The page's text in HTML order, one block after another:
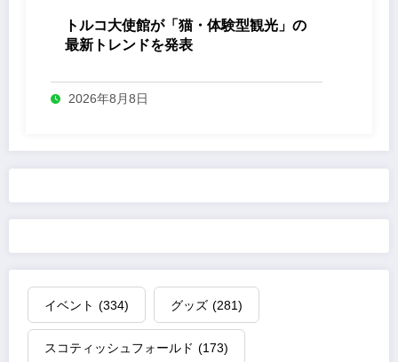
トルコ大使館が「猫・体験型観光」の
最新トレンドを発表
2026年8月8日
イベント (334) グッズ (281)
スコティッシュフォールド (173)